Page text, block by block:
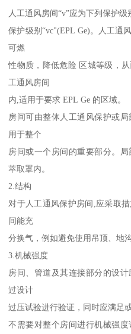
人工通风房间“v”应为下列保护级
保护级别“vc"(EPL Ge)。人工通
可燃
性物质，降低危险 区城等级，
工通风房间
内,适用于要求 EPL Ge 的区域。
房间可由整体人工通风保护或
用于整个
房间或一个房间的重要部分。
萃取罩内。
2.结构
对于人工通风保护房间,应采取
间能充
分换气，例如避免使用吊顶、地
3.机械强度
房间、管道及其连接部分的设
过设计
过压试验进行验证，同时应满足
不需要对整个房间进行机械强